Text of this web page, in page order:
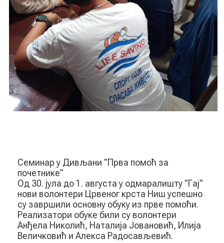
Семинар у Дивљани "Прва помоћ за
почетнике"
Од 30. јула до 1. августа у одмаралишту "Гај"
нови волонтери Црвеног крста Ниш успешно
су завршили основну обуку из прве помоћи.
Реализатори обуке били су волонтери
Анђела Николић, Наталија Јовановић, Илија
Величковић и Алекса Радосављевић.